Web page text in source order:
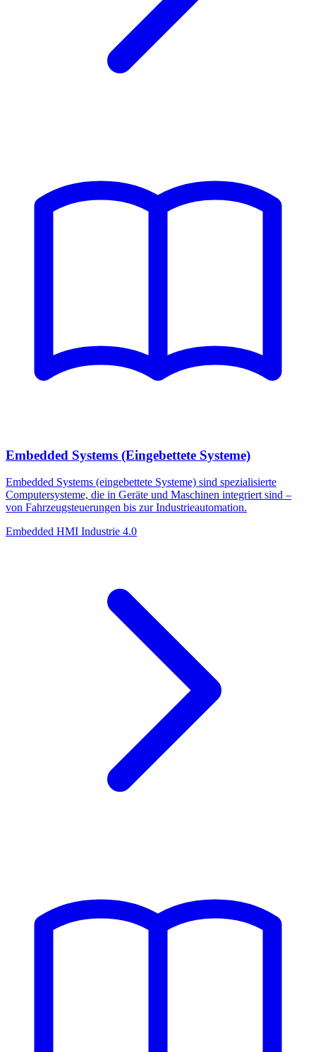
Embedded Systems (Eingebettete Systeme)
Embedded Systems (eingebettete Systeme) sind spezialisierte
Computersysteme, die in Geräte und Maschinen integriert sind –
von Fahrzeugsteuerungen bis zur Industrieautomation.
Embedded HMI Industrie 4.0